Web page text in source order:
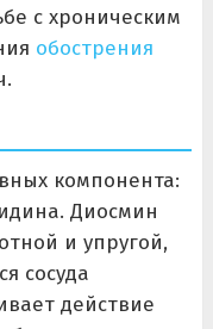
с хроническим
обострения
компонента:
Диосмин
и упругой,
сосуда
действие